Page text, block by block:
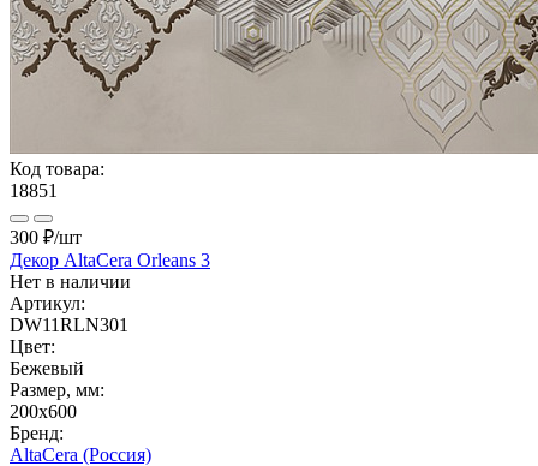
Код товара:
18851
300 ₽/шт
Декор AltaCera Orleans 3
Нет в наличии
Артикул:
DW11RLN301
Цвет:
Бежевый
Размер, мм:
200x600
Бренд:
AltaCera (Россия)